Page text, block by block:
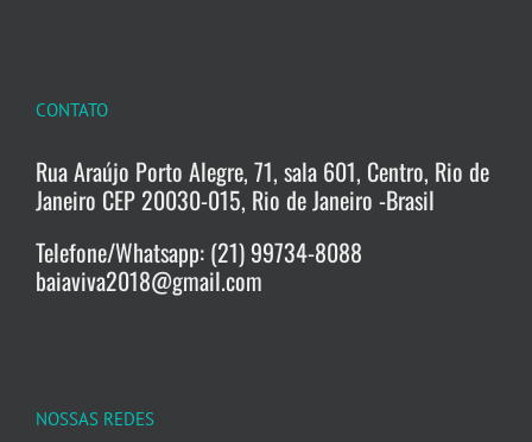
CONTATO
Rua Araújo Porto Alegre, 71, sala 601, Centro, Rio de
Janeiro CEP 20030-015, Rio de Janeiro -Brasil
Telefone/Whatsapp: (21) 99734-8088
baiaviva2018@gmail.com
NOSSAS REDES